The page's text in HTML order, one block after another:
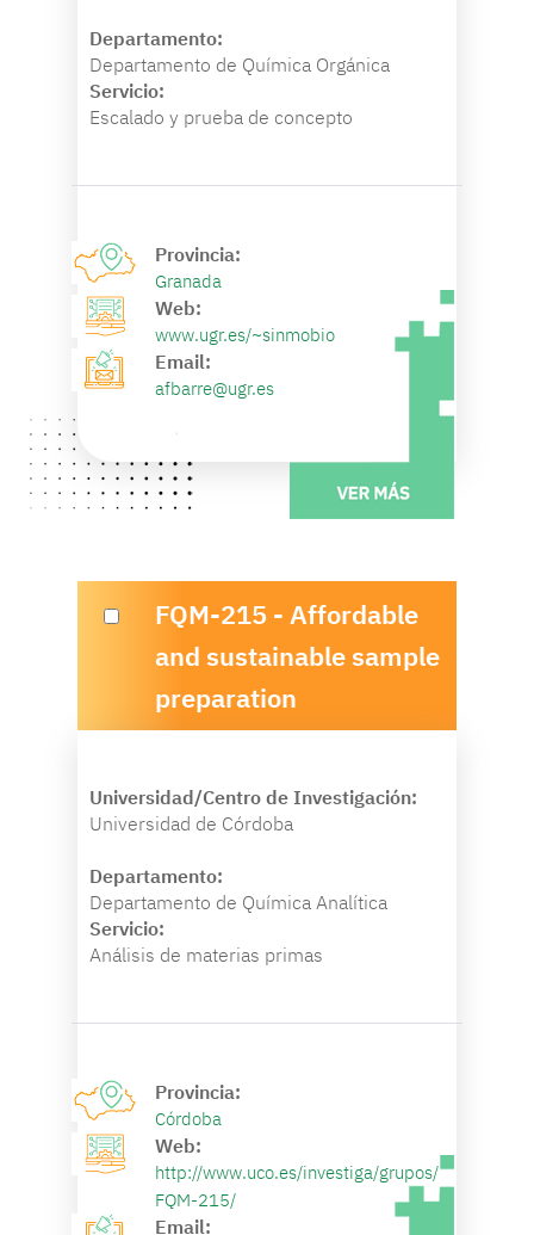
Departamento:
Departamento de Química Orgánica
Servicio:
Escalado y prueba de concepto
Provincia:
Granada
Web:
www.ugr.es/~sinmobio
Email:
afbarre@ugr.es
FQM-215 - Affordable
and sustainable sample
preparation
Universidad/Centro de Investigación:
Universidad de Córdoba
Departamento:
Departamento de Química Analítica
Servicio:
Análisis de materias primas
Provincia:
Córdoba
Web:
http://www.uco.es/investiga/grupos/
FQM-215/
Email: